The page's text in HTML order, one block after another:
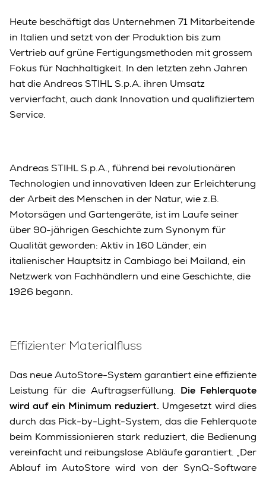
Heute beschäftigt das Unternehmen 71 Mitarbeitende
in Italien und setzt von der Produktion bis zum
Vertrieb auf grüne Fertigungsmethoden mit grossem
Fokus für Nachhaltigkeit. In den letzten zehn Jahren
hat die Andreas STIHL S.p.A. ihren Umsatz
vervierfacht, auch dank Innovation und qualifiziertem
Service.
Andreas STIHL S.p.A., führend bei revolutionären
Technologien und innovativen Ideen zur Erleichterung
der Arbeit des Menschen in der Natur, wie z.B.
Motorsägen und Gartengeräte, ist im Laufe seiner
über 90-jährigen Geschichte zum Synonym für
Qualität geworden: Aktiv in 160 Länder, ein
italienischer Hauptsitz in Cambiago bei Mailand, ein
Netzwerk von Fachhändlern und eine Geschichte, die
1926 begann.
Effizienter Materialfluss
Das neue AutoStore-System garantiert eine effiziente
Leistung für die Auftragserfüllung. Die Fehlerquote
wird auf ein Minimum reduziert. Umgesetzt wird dies
durch das Pick-by-Light-System, das die Fehlerquote
beim Kommissionieren stark reduziert, die Bedienung
vereinfacht und reibungslose Abläufe garantiert. „Der
Ablauf im AutoStore wird von der SynQ-Software